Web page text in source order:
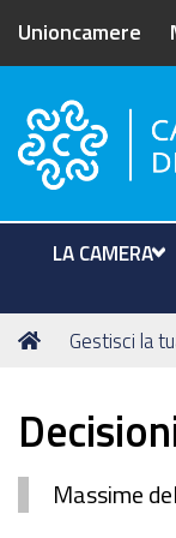
Unioncamere
Camera
LA CAMERA
Tu
Home
Gestisci la
Massime